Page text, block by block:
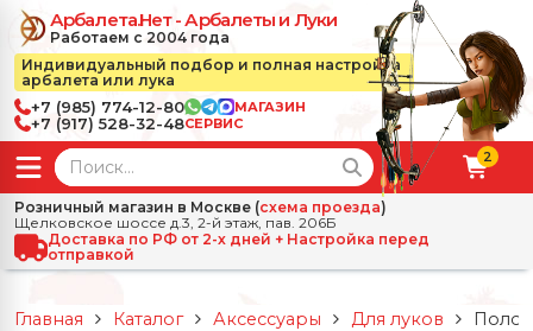
Арбалета.Нет - Арбалеты и Луки
Работаем с 2004 года
Индивидуальный подбор и полная настройка
арбалета или лука
+7 (985) 774-12-80 МАГАЗИН
+7 (917) 528-32-48СЕРВИС
2
Розничный магазин в Москве (схема проезда)
Щелковское шоссе д.3, 2-й этаж, пав. 206Б
Доставка по РФ от 2-х дней + Настройка перед
отправкой
← Назад ✕
Арбалеты ✕
Главная Каталог Аксессуары Для луков